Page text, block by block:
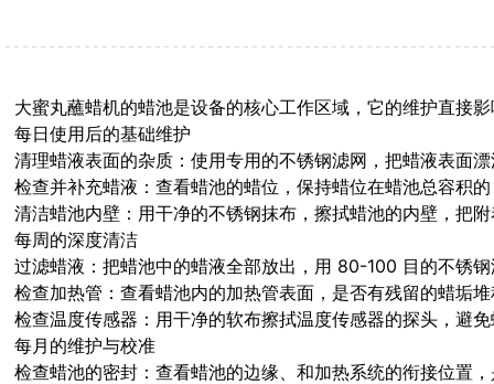
大蜜丸蘸蜡机的蜡池是设备的核心工作区域，它的维护直接
每日使用后的基础维护
清理蜡液表面的杂质：使用专用的不锈钢滤网，把蜡液表面
检查并补充蜡液：查看蜡池的蜡位，保持蜡位在蜡池总容积
清洁蜡池内壁：用干净的不锈钢抹布，擦拭蜡池的内壁，把
每周的深度清洁
过滤蜡液：把蜡池中的蜡液全部放出，用 80-100 目的不锈
检查加热管：查看蜡池内的加热管表面，是否有残留的蜡垢
检查温度传感器：用干净的软布擦拭温度传感器的探头，避
每月的维护与校准
检查蜡池的密封：查看蜡池的边缘、和加热系统的衔接位置